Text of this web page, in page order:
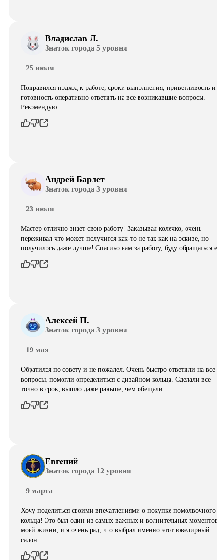
Владислав Л.
Знаток города 5 уровня
25 июля
Понравился подход к работе, сроки выполнения, приветливость и
готовность оперативно ответить на все возникавшие вопросы.
Рекомендую.
Андрей Барлет
Знаток города 3 уровня
23 июля
Мастер отлично знает свою работу! Заказывал колечко, очень
переживал что может получится как-то не так как на эскизе, но
получилось даже лучше! Спасиьо вам за работу, буду обращаться
Алексей П.
Знаток города 3 уровня
19 мая
Обратился по совету и не пожалел. Очень быстро ответили на все
вопросы, помогли определиться с дизайном кольца. Сделали все
точно в срок, вышло даже раньше, чем обещали.
Евгений
Знаток города 12 уровня
9 марта
Хочу поделиться своими впечатлениями о покупке помолвочного
кольца! Это был один из самых важных и волнительных
моей жизни, и я очень рад, что выбрал именно этот ювелирный
салон…